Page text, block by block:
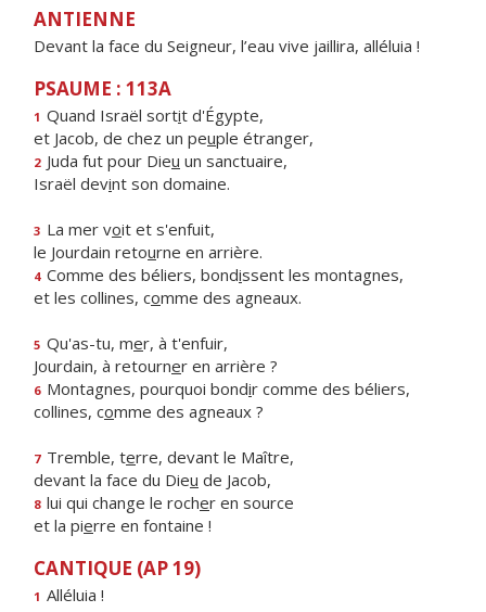
ANTIENNE
Devant la face du Seigneur, l’eau vive jaillira, alléluia !
PSAUME : 113A
1 Quand Israël sortit d'Égypte,
et Jacob, de chez un peuple étranger,
2 Juda fut pour Dieu un sanctuaire,
Israël devint son domaine.
3 La mer voit et s'enfuit,
le Jourdain retourne en arrière.
4 Comme des béliers, bondissent les montagnes,
et les collines, comme des agneaux.
5 Qu'as-tu, mer, à t'enfuir,
Jourdain, à retourner en arrière ?
6 Montagnes, pourquoi bondir comme des béliers,
collines, comme des agneaux ?
7 Tremble, terre, devant le Maître,
devant la face du Dieu de Jacob,
8 lui qui change le rocher en source
et la pierre en fontaine !
CANTIQUE (AP 19)
1 Alléluia !